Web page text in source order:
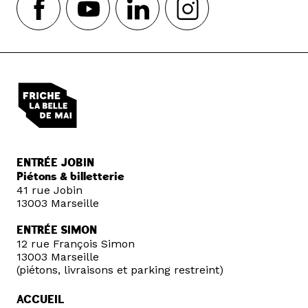
ENTRÉE JOBIN
Piétons & billetterie
41 rue Jobin
13003 Marseille
ENTRÉE SIMON
12 rue François Simon
13003 Marseille
(piétons, livraisons et parking restreint)
ACCUEIL